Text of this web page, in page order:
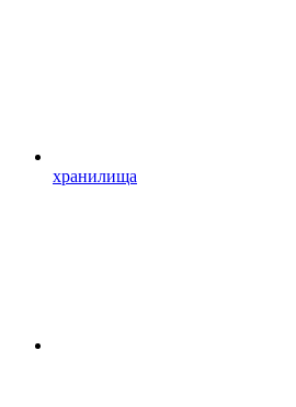
хранилища